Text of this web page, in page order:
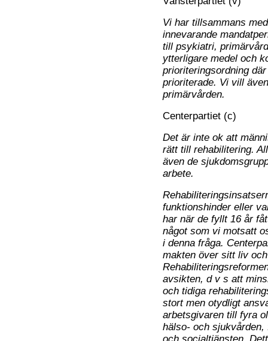
Vi har tillsammans
innevarande
till psykiatri,
ytterligare medel och
prioriteringsordning
prioriterade. Vi vill
primärvården.
Centerpartiet (c)
Det är inte ok att
rätt till rehabilitering.
även de
arbete.
funktionshinder eller
har när de fyllt 16 år
något som vi motsatt
i denna fråga.
makten över sitt liv
avsikten, d v s att
och tidiga
stort men otydligt
arbetsgivaren till fyra
hälso- och